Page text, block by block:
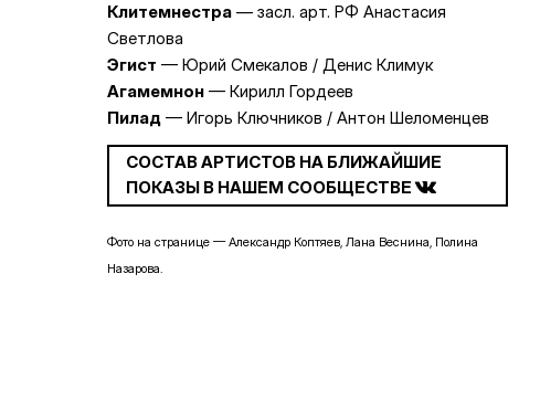
Клитемнестра — засл. арт. РФ Анастасия
Светлова
Эгист — Юрий Смекалов / Денис Климук
Агамемнон — Кирилл Гордеев
Пилад — Игорь Ключников / Антон Шеломенцев
СОСТАВ АРТИСТОВ НА БЛИЖАЙШИЕ
ПОКАЗЫ В НАШЕМ СООБЩЕСТВЕ
Фото на странице — Александр Коптяев, Лана Веснина, Полина
Назарова.